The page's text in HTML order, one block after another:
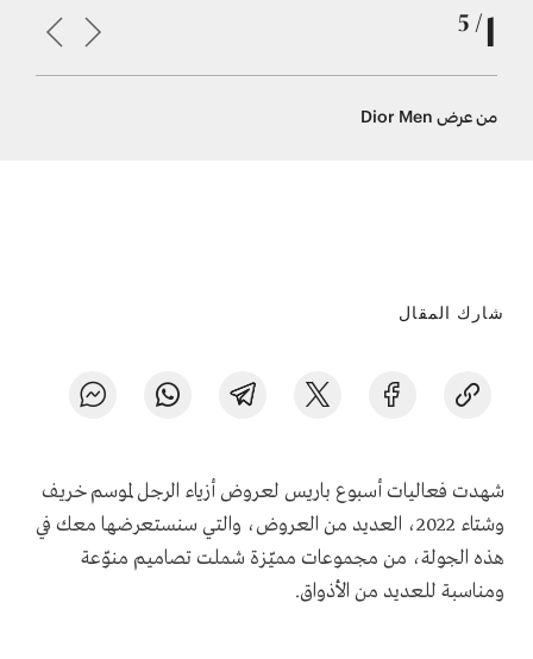
من عرض Dior Men
شارك المقال
شهدت فعاليات أسبوع باريس لعروض أزياء الرجل لموسم خريف
وشتاء 2022، العديد من العروض، والتي سنستعرضها معك في
هذه الجولة، من مجموعات مميّزة شملت تصاميم منوّعة
ومناسبة للعديد من الأذواق.